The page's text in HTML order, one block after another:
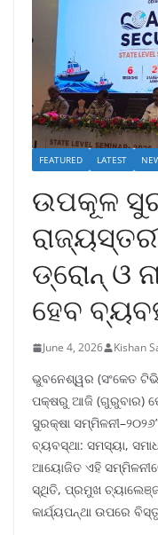
FEATURED LATEST
ଉପକୂଳ
ଡ୍ରୋନ୍ ଓ
ହେବ
June 4, 2026 Kishan
ଭୁବନେଶ୍ୱର (ସଂକେତ
ପକ୍ଷରୁ ଆଜି (ଗୁରୁବାର)
ସୁରକ୍ଷା
ବ୍ୟବସ୍ଥା: ସମସ୍ୟା,
ଆୟୋଜିତ ଏହି
ସ୍ଥିତି, ପ୍ରମୁଖ
କାର୍ଯ୍ୟପନ୍ଥା ଉପରେ